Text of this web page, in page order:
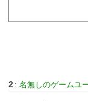
2 :名無しのゲームユ